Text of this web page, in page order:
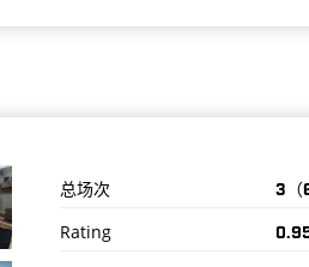
总场次 3（
Rating